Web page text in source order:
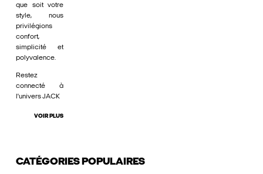
que soit votre
style, nous
privilégions
confort,
simplicité et
polyvalence.
Restez
connecté à
l'univers JACK
VOIR PLUS
CATÉGORIES POPULAIRES